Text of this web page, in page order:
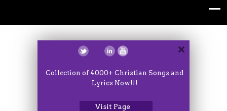
Collection of 4000+ Christian Songs and
Lyrics Now!!!
Visit Page